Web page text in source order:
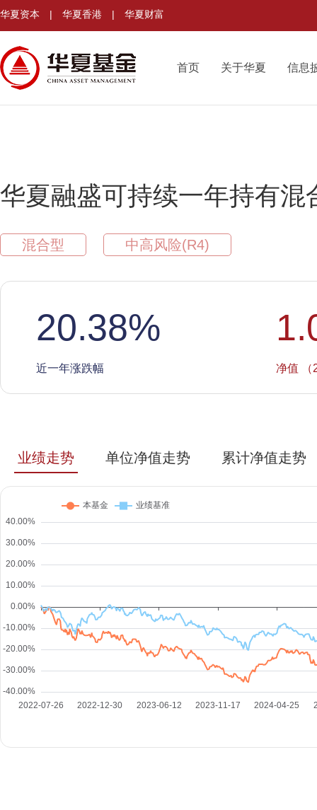
华夏资本 | 华夏香港 | 华夏财富
首页 关于华夏 信息
华夏融盛可持续一年持有混
混合型 中高风险(R4)
20.38%
近一年涨跌幅 净值 （
业绩走势 单位净值走势 累计净值走势